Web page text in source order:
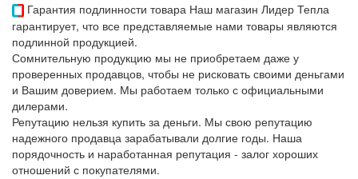
Гарантия подлинности товара Наш магазин Лидер Тепла
гарантирует, что все представляемые нами товары являются
подлинной продукцией.
Сомнительную продукцию мы не приобретаем даже у
проверенных продавцов, чтобы не рисковать своими деньгами
и Вашим доверием. Мы работаем только с официальными
дилерами.
Репутацию нельзя купить за деньги. Мы свою репутацию
надежного продавца зарабатывали долгие годы. Наша
порядочность и наработанная репутация - залог хороших
отношений с покупателями.